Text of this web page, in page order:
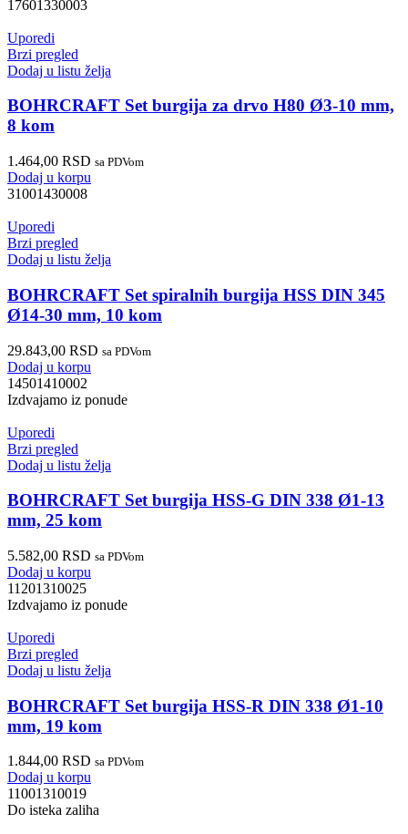
17601330003
Uporedi
Brzi pregled
Dodaj u listu želja
BOHRCRAFT Set burgija za drvo H80 Ø3-10 mm,
8 kom
1.464,00 RSD sa PDVom
Dodaj u korpu
31001430008
Uporedi
Brzi pregled
Dodaj u listu želja
BOHRCRAFT Set spiralnih burgija HSS DIN 345
Ø14-30 mm, 10 kom
29.843,00 RSD sa PDVom
Dodaj u korpu
14501410002
Izdvajamo iz ponude
Uporedi
Brzi pregled
Dodaj u listu želja
BOHRCRAFT Set burgija HSS-G DIN 338 Ø1-13
mm, 25 kom
5.582,00 RSD sa PDVom
Dodaj u korpu
11201310025
Izdvajamo iz ponude
Uporedi
Brzi pregled
Dodaj u listu želja
BOHRCRAFT Set burgija HSS-R DIN 338 Ø1-10
mm, 19 kom
1.844,00 RSD sa PDVom
Dodaj u korpu
11001310019
Do isteka zaliha